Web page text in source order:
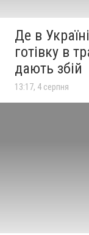
Де в
готівку в
дають збій
13:17, 4 серпня